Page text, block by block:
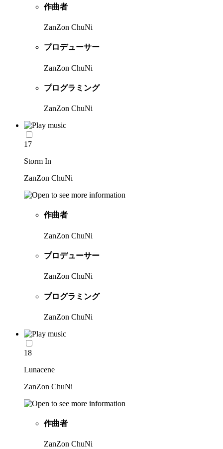
作曲者
ZanZon ChuNi
プロデューサー
ZanZon ChuNi
プログラミング
ZanZon ChuNi
17
Storm In
ZanZon ChuNi
作曲者
ZanZon ChuNi
プロデューサー
ZanZon ChuNi
プログラミング
ZanZon ChuNi
18
Lunacene
ZanZon ChuNi
作曲者
ZanZon ChuNi